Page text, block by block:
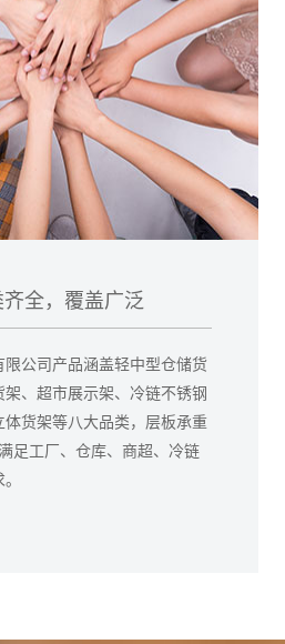
齐全，覆盖广泛
限公司产品涵盖轻中型仓储货
、超市展示架、冷链不锈钢
体货架等八大品类，层板承重
足工厂、仓库、商超、冷链